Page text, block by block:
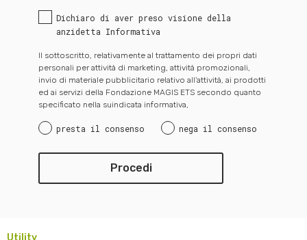
Dichiaro di aver preso visione della
anzidetta Informativa
Il sottoscritto, relativamente al trattamento dei propri dati
personali per attività di marketing, attività promozionali,
invio di materiale pubblicitario relativo all’attività, ai prodotti
ed ai servizi della Fondazione MAGIS ETS secondo quanto
specificato nella suindicata informativa,
presta il consenso nega il consenso